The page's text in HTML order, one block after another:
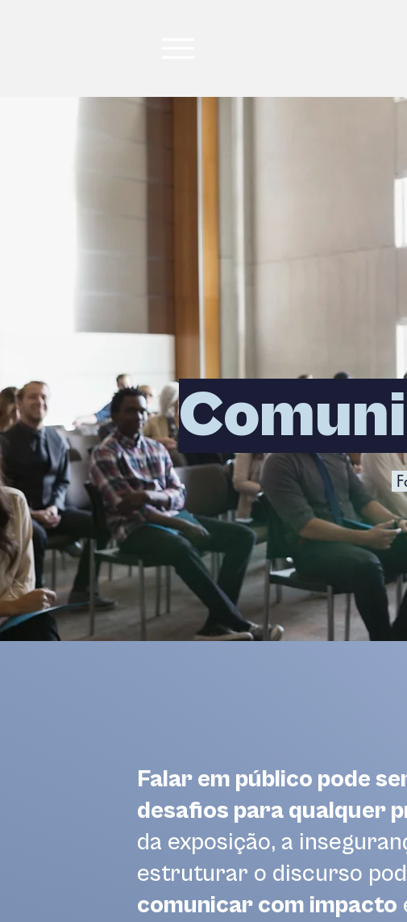
Falar em público pode
desafios para qualquer
da exposição, a
estruturar o discurso
comunicar com impacto